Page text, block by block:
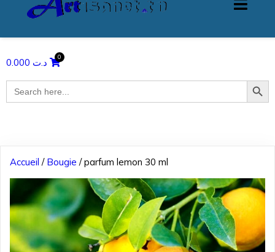
د.ت
Search
for:
Search Button
Accueil / Bougie / parfum lemon 30 ml